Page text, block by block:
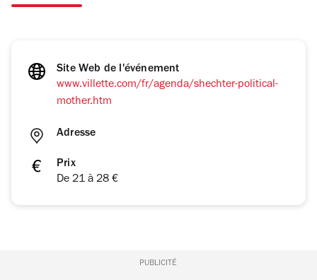
Site Web de l'événement
www.villette.com/fr/agenda/shechter-political-
mother.htm
Adresse
Prix
De 21 à 28 €
PUBLICITÉ